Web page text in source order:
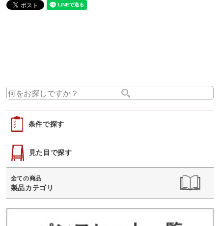
条件で探す
見た目で探す
全ての商品
製品カテゴリ